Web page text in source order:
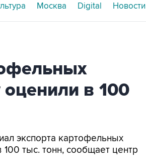
Москва Digital Новости
в 100
экспорта картофельных
тыс. тонн, сообщает центр